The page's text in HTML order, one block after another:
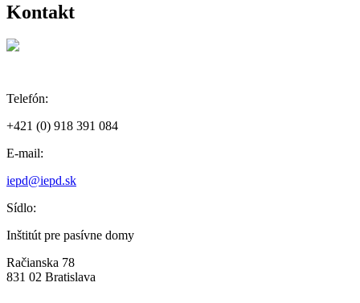
Kontakt
Telefón:
+421 (0) 918 391 084
E-mail:
iepd@iepd.sk
Sídlo:
Inštitút pre pasívne domy
Račianska 78
831 02 Bratislava